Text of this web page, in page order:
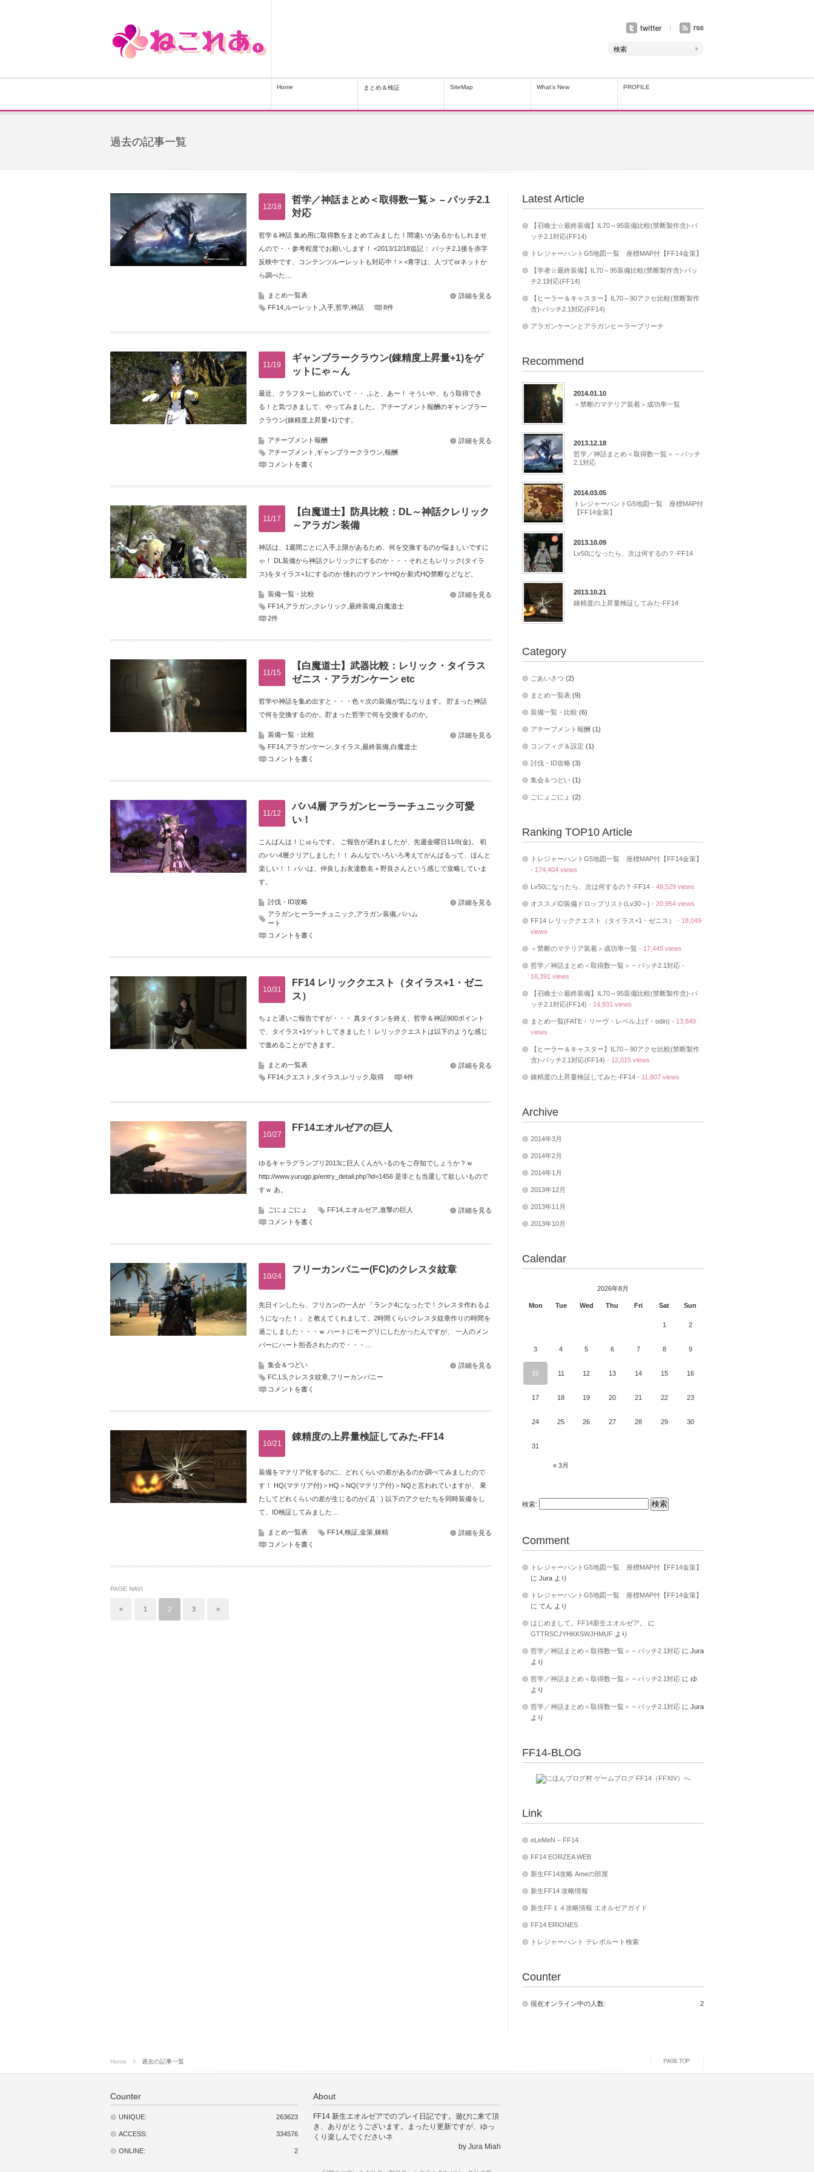
Home まとめ＆検証 SiteMap What’s New PROFILE
過去の記事一覧
哲学／神話まとめ＜取得数一覧＞ – パッチ2.1
対応
12/18
哲学＆神話 集め用に取得数をまとめてみました！間違いがあるかもしれませ
んので・・参考程度でお願いします！ <2013/12/18追記： パッチ2.1後を赤字
反映中です、コンテンツルーレットも対応中！> <青字は、人づてorネットか
ら調べた…
まとめ一覧表
FF14 ルーレット 入手 哲学 神話 8件
詳細を見る
ギャンブラークラウン(錬精度上昇量+1)をゲ
ットにゃ～ん
11/19
最近、クラフターし始めていて・・ ふと、あー！ そういや、もう取得でき
る！と気づきまして、やってみました。 アチーブメント報酬のギャンブラー
クラウン(錬精度上昇量+1)です。
アチーブメント報酬
アチーブメント ギャンブラークラウン 報酬
コメントを書く
詳細を見る
【白魔道士】防具比較：DL～神話クレリック
～アラガン装備
11/17
神話は、1週間ごとに入手上限があるため、何を交換するのか悩ましいですに
ゃ！ DL装備から神話クレリックにするのか・・・それともレリック(タイラ
ス)をタイラス+1にするのか 憧れのヴァンヤHQか新式HQ禁断などなど。
装備一覧・比較
FF14 アラガン クレリック 最終装備 白魔道士
2件
詳細を見る
【白魔道士】武器比較：レリック・タイラス
ゼニス・アラガンケーン etc
11/15
哲学や神話を集め出すと・・・色々次の装備が気になります。 貯まった神話
で何を交換するのか。貯まった哲学で何を交換するのか。
装備一覧・比較
FF14 アラガンケーン タイラス 最終装備 白魔道士
コメントを書く
詳細を見る
バハ4層 アラガンヒーラーチュニック可愛
い！
11/12
こんばんは！じゅらです。 ご報告が遅れましたが、先週金曜日11/8(金)。 初
のバハ4層クリアしました！！ みんなでいろいろ考えてがんばるって、ほんと
楽しい！！ バハは、仲良しお友達数名＋野良さんという感じで攻略していま
す。
討伐・ID攻略
アラガンヒーラーチュニック アラガン装備 バハム
ート
コメントを書く
詳細を見る
FF14 レリッククエスト（タイラス+1・ゼニ
ス）
10/31
ちょと遅いご報告ですが・・・ 真タイタンを終え、哲学＆神話900ポイント
で、タイラス+1ゲットしてきました！ レリッククエストは以下のような感じ
で進めることができます。
まとめ一覧表
FF14 クエスト タイラス レリック 取得 4件
詳細を見る
FF14エオルゼアの巨人
10/27
ゆるキャラグランプリ2013に巨人くんがいるのをご存知でしょうか？ｗ
http://www.yurugp.jp/entry_detail.php?id=1456 是非とも当選して欲しいもので
すｗ あ。
ごにょごにょ FF14 エオルゼア 進撃の巨人
コメントを書く
詳細を見る
フリーカンパニー(FC)のクレスタ紋章
10/24
先日インしたら、フリカンの一人が 「ランク4になったで！クレスタ作れるよ
うになった！」 と教えてくれまして、2時間くらいクレスタ紋章作りの時間を
過ごしました・・・ｗ ハートにモーグリにしたかったんですが、 一人のメン
バーにハート拒否されたので・・・…
集会＆つどい
FC LS クレスタ紋章 フリーカンパニー
コメントを書く
詳細を見る
錬精度の上昇量検証してみた-FF14
10/21
装備をマテリア化するのに、どれくらいの差があるのか調べてみましたので
す！ HQ(マテリア付)＞HQ＞NQ(マテリア付)＞NQと言われていますが、 果
たしてどれくらいの差が生じるのか(´Д｀) 以下のアクセたちを同時装備をし
て、ID検証してみました…
まとめ一覧表 FF14 検証 金策 錬精
コメントを書く
詳細を見る
PAGE NAVI
« 1 2 3 »
Latest Article
【召喚士☆最終装備】IL70～95装備比較(禁断製作含)-パ
ッチ2.1対応(FF14)
トレジャーハントG5地図一覧 座標MAP付【FF14金策】
【学者☆最終装備】IL70～95装備比較(禁断製作含)-パッ
チ2.1対応(FF14)
【ヒーラー＆キャスター】IL70～90アクセ比較(禁断製作
含)-パッチ2.1対応(FF14)
アラガンケーンとアラガンヒーラーブリーチ
Recommend
2014.01.10
＜禁断のマテリア装着＞成功率一覧
2013.12.18
哲学／神話まとめ＜取得数一覧＞ – パッチ
2.1対応
2014.03.05
トレジャーハントG5地図一覧 座標MAP付
【FF14金策】
2013.10.09
Lv50になったら、次は何するの？-FF14
2013.10.21
錬精度の上昇量検証してみた-FF14
Category
ごあいさつ (2)
まとめ一覧表 (9)
装備一覧・比較 (6)
アチーブメント報酬 (1)
コンフィグ＆設定 (1)
討伐・ID攻略 (3)
集会＆つどい (1)
ごにょごにょ (2)
Ranking TOP10 Article
トレジャーハントG5地図一覧 座標MAP付【FF14金策】
- 174,404 views
Lv50になったら、次は何するの？-FF14 - 49,529 views
オススメID装備ドロップリスト(Lv30～) - 20,954 views
FF14 レリッククエスト（タイラス+1・ゼニス）
- 18,049
views
＜禁断のマテリア装着＞成功率一覧 - 17,445 views
哲学／神話まとめ＜取得数一覧＞ – パッチ2.1対応 -
16,391 views
【召喚士☆最終装備】IL70～95装備比較(禁断製作含)-パ
ッチ2.1対応(FF14) - 14,931 views
まとめ一覧(FATE・リーヴ・レベル上げ・odin) - 13,849
views
【ヒーラー＆キャスター】IL70～90アクセ比較(禁断製作
含)-パッチ2.1対応(FF14) - 12,015 views
錬精度の上昇量検証してみた-FF14 - 11,807 views
Archive
2014年3月
2014年2月
2014年1月
2013年12月
2013年11月
2013年10月
Calendar
2026年8月
Mon Tue Wed Thu Fri Sat Sun
« 3月
1 2
3 4 5 6 7 8 9
10 11 12 13 14 15 16
17 18 19 20 21 22 23
24 25 26 27 28 29 30
31
検索:
Comment
トレジャーハントG5地図一覧 座標MAP付【FF14金策】
に Jura より
トレジャーハントG5地図一覧 座標MAP付【FF14金策】
に てん より
はじめまして。FF14新生エオルゼア。
に
GTTRSCJYHKKSWJHMUF より
哲学／神話まとめ＜取得数一覧＞ – パッチ2.1対応 に Jura
より
哲学／神話まとめ＜取得数一覧＞ – パッチ2.1対応 に ゆ
より
哲学／神話まとめ＜取得数一覧＞ – パッチ2.1対応 に Jura
より
FF14-BLOG
Link
eLeMeN – FF14
FF14 EORZEA WEB
新生FF14攻略 Ameの部屋
新生FF14 攻略情報
新生FF１４攻略情報 エオルゼアガイド
FF14 ERIONES
トレジャーハント テレポルート検索
Counter
2
現在オンライン中の人数:
Home 過去の記事一覧
Counter
263623
UNIQUE:
334576
ACCESS:
2
ONLINE:
About
FF14 新生エオルゼアでのプレイ日記です。遊びに来て頂
き、ありがとうございます。まったり更新ですが、ゆっ
くり楽しんでくださいネ
by Jura Miah